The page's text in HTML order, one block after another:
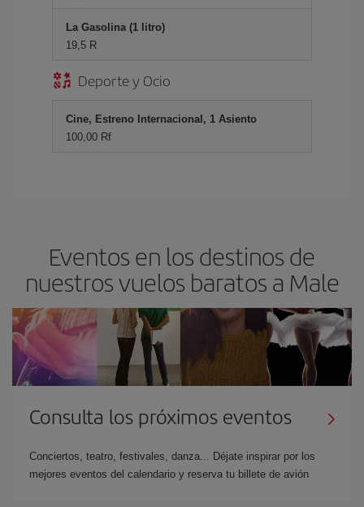
La Gasolina (1 litro)
19,5 R
Deporte y Ocio
Cine, Estreno Internacional, 1 Asiento
100,00 Rf
Eventos en los destinos de
nuestros vuelos baratos a Male
Consulta los próximos eventos
Conciertos, teatro, festivales, danza... Déjate inspirar por los
mejores eventos del calendario y reserva tu billete de avión